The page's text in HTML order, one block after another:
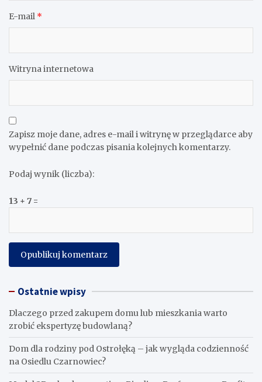
E-mail *
Witryna internetowa
Zapisz moje dane, adres e-mail i witrynę w przeglądarce aby
wypełnić dane podczas pisania kolejnych komentarzy.
Podaj wynik (liczba):
13 + 7 =
Ostatnie wpisy
Dlaczego przed zakupem domu lub mieszkania warto
zrobić ekspertyzę budowlaną?
Dom dla rodziny pod Ostrołęką – jak wygląda codzienność
na Osiedlu Czarnowiec?